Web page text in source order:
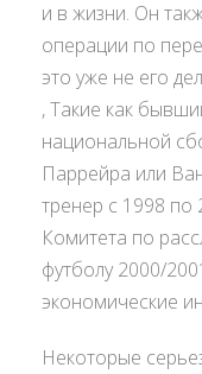
и в жизни. Он
операции по
это уже не его
, Такие как
национальной
Паррейра или
тренер с 1998 по
Комитета по
футболу 2000/
экономические
Некоторые